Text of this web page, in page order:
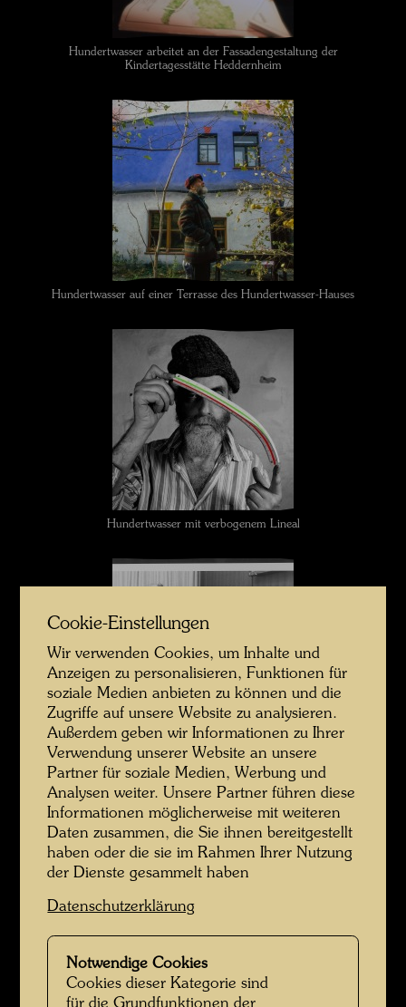
Hundertwasser arbeitet an der Fassadengestaltung der
Kindertagesstätte Heddernheim
Hundertwasser auf einer Terrasse des Hundertwasser-Hauses
Hundertwasser mit verbogenem Lineal
Hundertwasser mit dem Generalsekretär der UNO, Javier Pérez de
Cuéllar
Hundertwasser anlässlich der Präsentation seiner UNO-Briefmarken
Cookie-Einstellungen
Wir verwenden Cookies, um Inhalte und
Anzeigen zu personalisieren, Funktionen für
soziale Medien anbieten zu können und die
Zugriffe auf unsere Website zu analysieren.
Außerdem geben wir Informationen zu Ihrer
Verwendung unserer Website an unsere
Partner für soziale Medien, Werbung und
Analysen weiter. Unsere Partner führen diese
Informationen möglicherweise mit weiteren
Daten zusammen, die Sie ihnen bereitgestellt
haben oder die sie im Rahmen Ihrer Nutzung
der Dienste gesammelt haben
Datenschutzerklärung
Notwendige Cookies
Cookies dieser Kategorie sind
für die Grundfunktionen der